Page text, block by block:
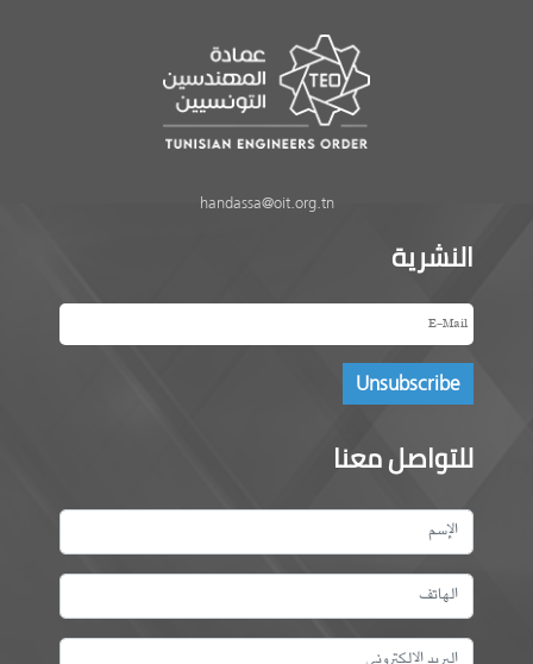
handassa@oit.org.tn
النشرية
للتواصل معنا